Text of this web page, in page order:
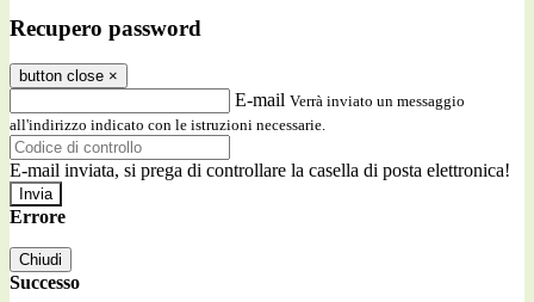
Recupero password
button close ×
E-mail Verrà inviato un messaggio
all'indirizzo indicato con le istruzioni necessarie.
E-mail inviata, si prega di controllare la casella di posta elettronica!
Errore
Chiudi
Successo